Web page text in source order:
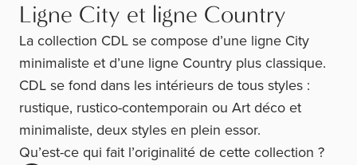
Ligne City et ligne Country
La collection CDL se compose d’une ligne City
minimaliste et d’une ligne Country plus classique.
CDL se fond dans les intérieurs de tous styles :
rustique, rustico-contemporain ou Art déco et
minimaliste, deux styles en plein essor.
Qu’est-ce qui fait l’originalité de cette collection ?